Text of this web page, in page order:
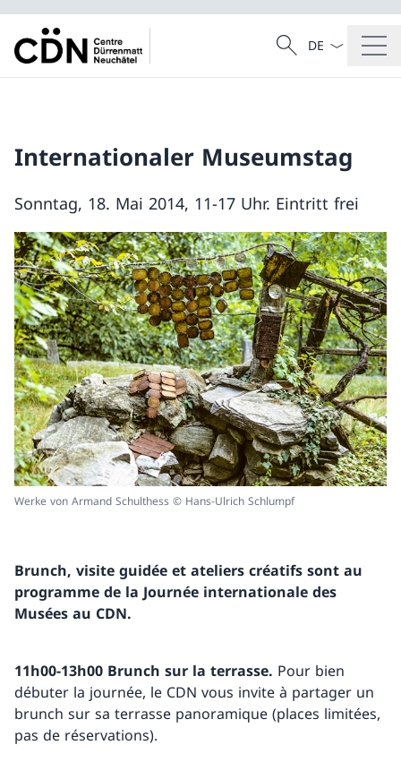
Suche
Suche
Sprach
Internationaler Museumstag
Sonntag, 18. Mai 2014, 11-17 Uhr. Eintritt frei
Werke von Armand Schulthess © Hans-Ulrich Schlumpf
Brunch, visite guidée et ateliers créatifs sont au
programme de la Journée internationale des
Musées au CDN.
11h00-13h00 Brunch sur la terrasse. Pour bien
débuter la journée, le CDN vous invite à partager un
brunch sur sa terrasse panoramique (places limitées,
pas de réservations).